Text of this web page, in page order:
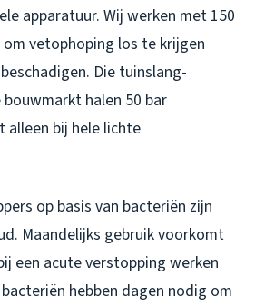
apparatuur. Wij werken met 150
vetophoping los te krijgen
Die tuinslang-
halen 50 bar
alleen bij hele lichte
op basis van bacteriën zijn
Maandelijks gebruik voorkomt
een acute verstopping werken
hebben dagen nodig om